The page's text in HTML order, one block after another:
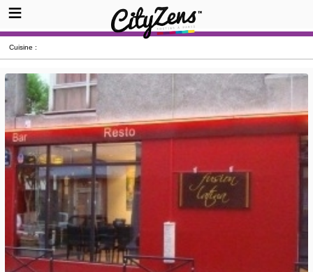
Cuisine :